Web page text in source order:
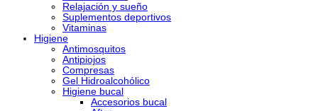
Relajación y sueño
Suplementos deportivos
Vitaminas
Higiene
Antimosquitos
Antipiojos
Compresas
Gel Hidroalcohólico
Higiene bucal
Accesorios bucal